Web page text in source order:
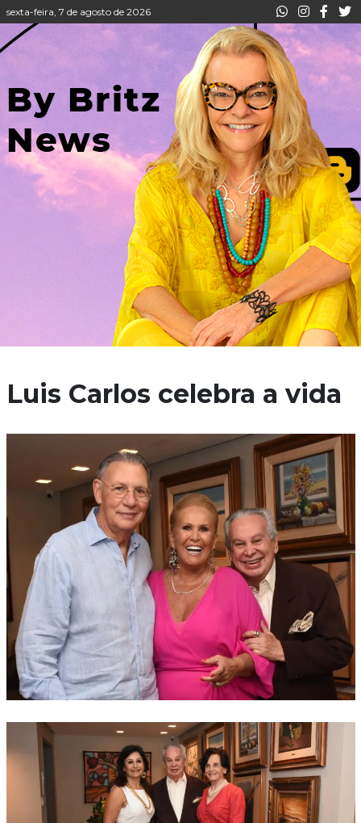
sexta-feira, 7 de agosto de 2026
Luis Carlos celebra a vida